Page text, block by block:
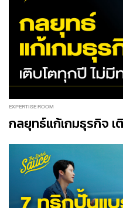
EXPERTISE ROOM
กลยุทธ์แก้เกมธุรกิจ เ